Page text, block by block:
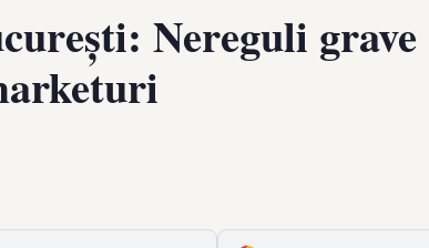
Nereguli grave